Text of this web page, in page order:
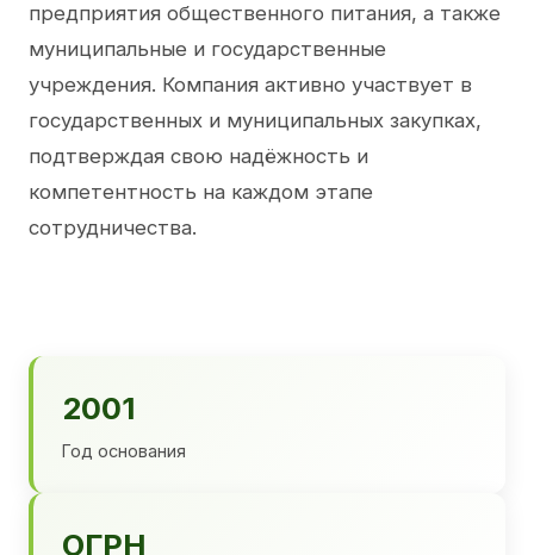
предприятия общественного питания, а также
муниципальные и государственные
учреждения. Компания активно участвует в
государственных и муниципальных закупках,
подтверждая свою надёжность и
компетентность на каждом этапе
сотрудничества.
2001
Год основания
ОГРН